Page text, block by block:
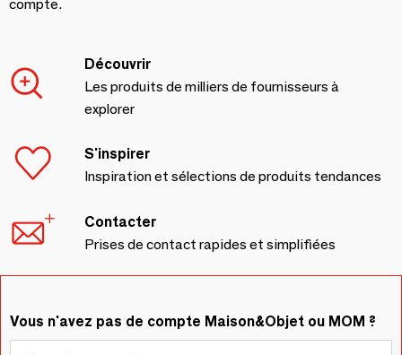
compte.
Découvrir
Les produits de milliers de fournisseurs à
explorer
S'inspirer
Inspiration et sélections de produits tendances
Contacter
Prises de contact rapides et simplifiées
Vous n'avez pas de compte Maison&Objet ou MOM ?